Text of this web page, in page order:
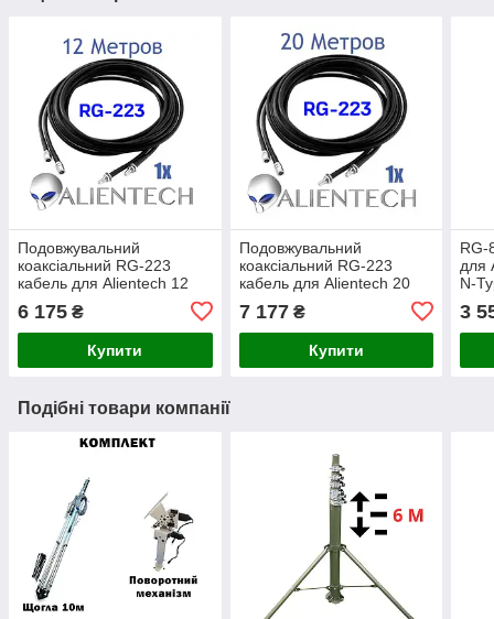
Подовжувальний
коаксіальний RG-223
кабель для Alientech 12
PROQMA8000QMA/RG223
6 175 ₴
Купити
Подовжувальний
коаксіальний RG-223
кабель для Alientech 20
PROQMA8000QMA/RG223
7 177₴
Купити
RG-
для
N-
3
Подібні товари компанії